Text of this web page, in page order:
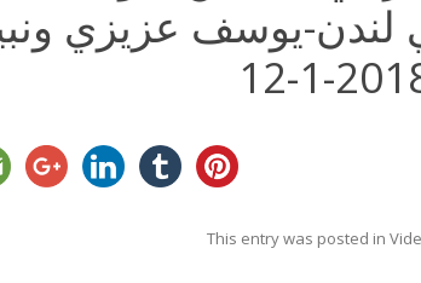
لندن-يوسف عزيزي
This entry was posted in